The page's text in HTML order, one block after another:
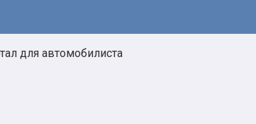
для автомобилиста